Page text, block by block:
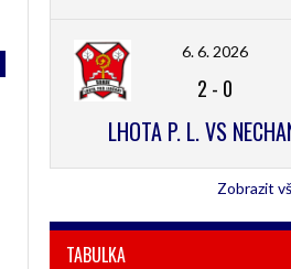
6. 6. 2026
2 - 0
LHOTA P. L. VS
Zobrazit
TABULKA